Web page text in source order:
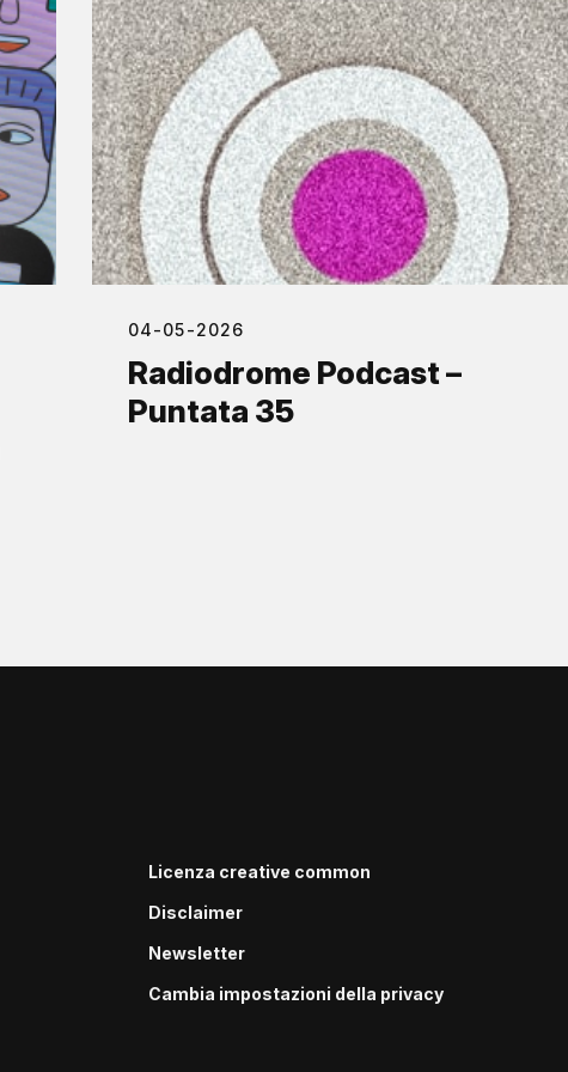
04-05-2026
Radiodrome Podcast –
Puntata 35
Licenza creative common
Disclaimer
Newsletter
Cambia impostazioni della privacy